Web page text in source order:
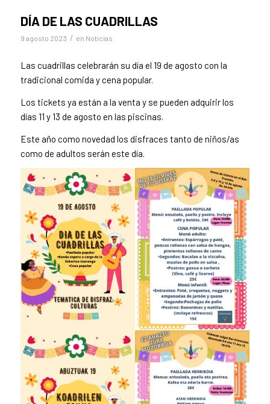
DÍA DE LAS CUADRILLAS
9 agosto 2023 / en Noticias
Las cuadrillas celebrarán su día el 19 de agosto con la
tradicional comida y cena popular.
Los tickets ya están a la venta y se pueden adquirir los
días 11 y 13 de agosto en las piscinas.
Este año como novedad los disfraces tanto de niños/as
como de adultos serán este día.